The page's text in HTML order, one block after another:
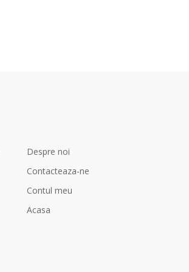
Despre noi
Contacteaza-ne
Contul meu
Acasa